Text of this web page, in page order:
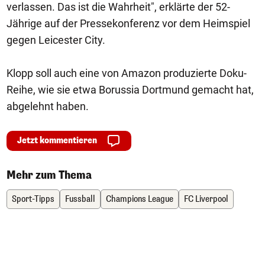
verlassen. Das ist die Wahrheit", erklärte der 52-
Jährige auf der Pressekonferenz vor dem Heimspiel
gegen Leicester City.
Klopp soll auch eine von Amazon produzierte Doku-
Reihe, wie sie etwa Borussia Dortmund gemacht hat,
abgelehnt haben.
Jetzt kommentieren
Mehr zum Thema
Sport-Tipps Fussball Champions League FC Liverpool